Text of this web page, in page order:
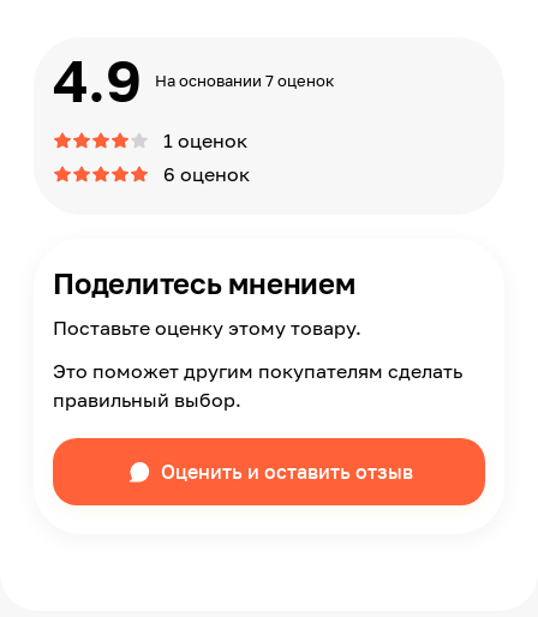
4.9 На основании 7 оценок
1 оценок
6 оценок
Поделитесь мнением
Поставьте оценку этому товару.
Это поможет другим покупателям сделать
правильный выбор.
Оценить и оставить отзыв